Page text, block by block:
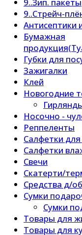
9..Зип. пакеты
9..Стрейч-
Антисептики
Бумажная
Губки для
Зажигалки
Клей
Новогодние
Носочно -
Реппеленты
Салфетки
Салфетки
Свечи
Скатерти/
Средства д/
Сумки
Сумки
Товары для
Товары для